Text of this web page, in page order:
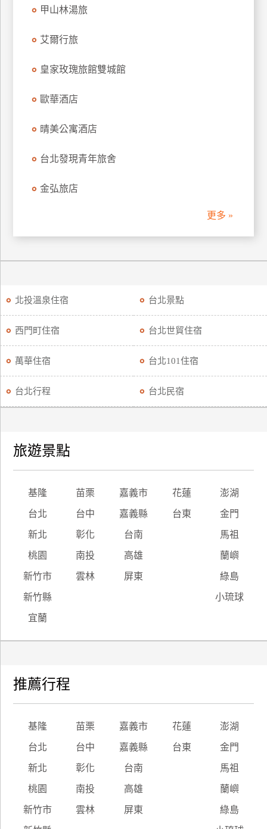
甲山林湯旅
艾爾行旅
皇家玫瑰旅館雙城館
歐華酒店
晴美公寓酒店
台北發現青年旅舍
金弘旅店
更多 »
北投溫泉住宿 台北景點
西門町住宿 台北世貿住宿
萬華住宿 台北101住宿
台北行程 台北民宿
旅遊景點
基隆 苗栗 嘉義市 花蓮 澎湖
台北 台中 嘉義縣 台東 金門
新北 彰化 台南 馬祖
桃園 南投 高雄 蘭嶼
新竹市 雲林 屏東 綠島
新竹縣 小琉球
宜蘭
推薦行程
基隆 苗栗 嘉義市 花蓮 澎湖
台北 台中 嘉義縣 台東 金門
新北 彰化 台南 馬祖
桃園 南投 高雄 蘭嶼
新竹市 雲林 屏東 綠島